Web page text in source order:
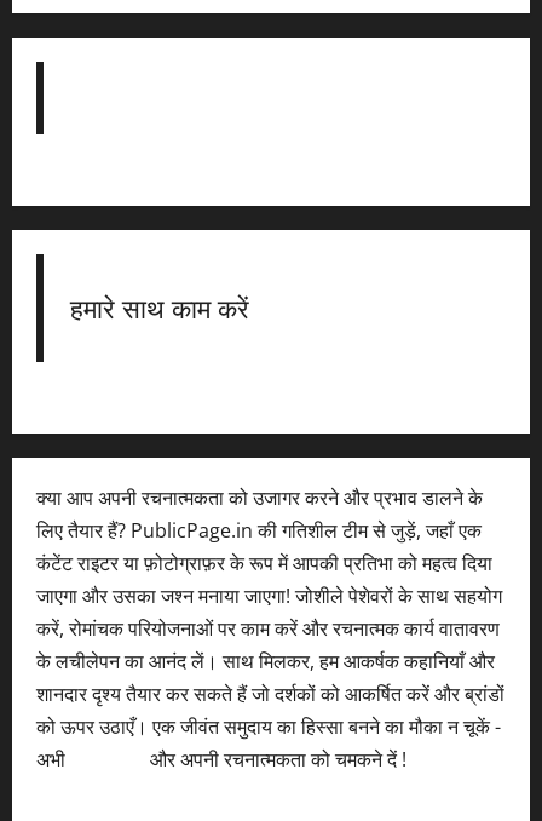
हमारे साथ काम करें
क्या आप अपनी रचनात्मकता को उजागर करने और प्रभाव डालने के
लिए तैयार हैं? PublicPage.in की गतिशील टीम से जुड़ें, जहाँ एक
कंटेंट राइटर या फ़ोटोग्राफ़र के रूप में आपकी प्रतिभा को महत्व दिया
जाएगा और उसका जश्न मनाया जाएगा! जोशीले पेशेवरों के साथ सहयोग
करें, रोमांचक परियोजनाओं पर काम करें और रचनात्मक कार्य वातावरण
के लचीलेपन का आनंद लें। साथ मिलकर, हम आकर्षक कहानियाँ और
शानदार दृश्य तैयार कर सकते हैं जो दर्शकों को आकर्षित करें और ब्रांडों
को ऊपर उठाएँ। एक जीवंत समुदाय का हिस्सा बनने का मौका न चूकें -
अभी
और अपनी रचनात्मकता को चमकने दें !